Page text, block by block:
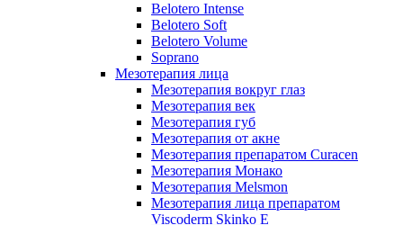
Belotero Intense
Belotero Soft
Belotero Volume
Soprano
Мезотерапия лица
Мезотерапия вокруг глаз
Мезотерапия век
Мезотерапия губ
Мезотерапия от акне
Мезотерапия препаратом Curacen
Мезотерапия Монако
Мезотерапия Melsmon
Мезотерапия лица препаратом
Viscoderm Skinko E